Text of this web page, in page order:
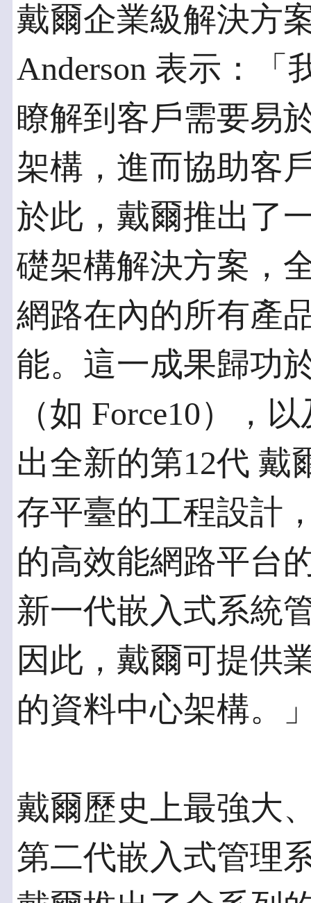
戴爾企業級解決方
Anderson 表示：「
瞭解到客戶需要易
架構，進而協助客
於此，戴爾推出了
礎架構解決方案，
網路在內的所有產
能。這一成果歸功
（如 Force10），
出全新的第12代 戴
存平臺的工程設計
的高效能網路平台
新一代嵌入式系統
因此，戴爾可提供
的資料中心架構。
戴爾歷史上最強大
第二代嵌入式管理